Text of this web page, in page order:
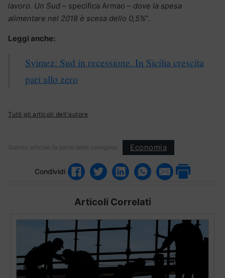
lavoro. Un Sud – specifica Armao – dove la spesa
alimentare nel 2018 è scesa dello 0,5%”.
Leggi anche:
Svimez: Sud in recessione. In Sicilia crescita
pari allo zero
Tutti gli articoli dell'autore
Questo articolo fa parte delle categorie: Economia
Condividi
Articoli Correlati